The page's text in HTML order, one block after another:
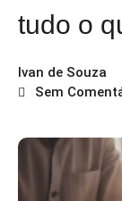
tudo o
Ivan de Souza
Sem